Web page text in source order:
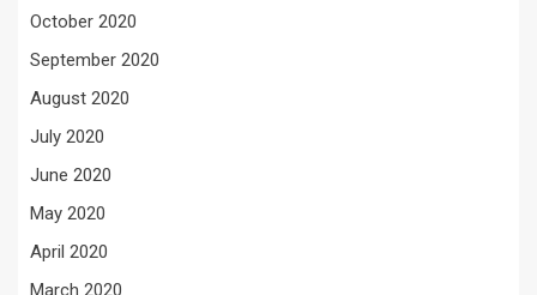
October 2020
September 2020
August 2020
July 2020
June 2020
May 2020
April 2020
March 2020